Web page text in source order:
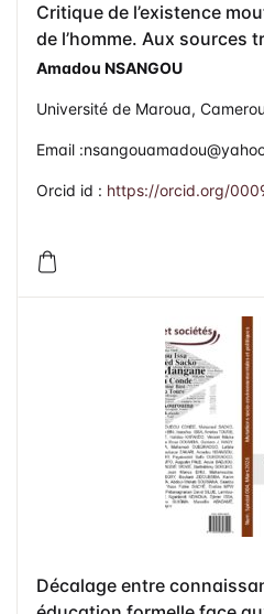
Critique de l’existence
de l’homme. Aux sources transhumanistes de la
philosophie du
Amadou NSANGOU
Université de Maroua,
Email
Orcid id : https://orcid.org/
Décalage entre